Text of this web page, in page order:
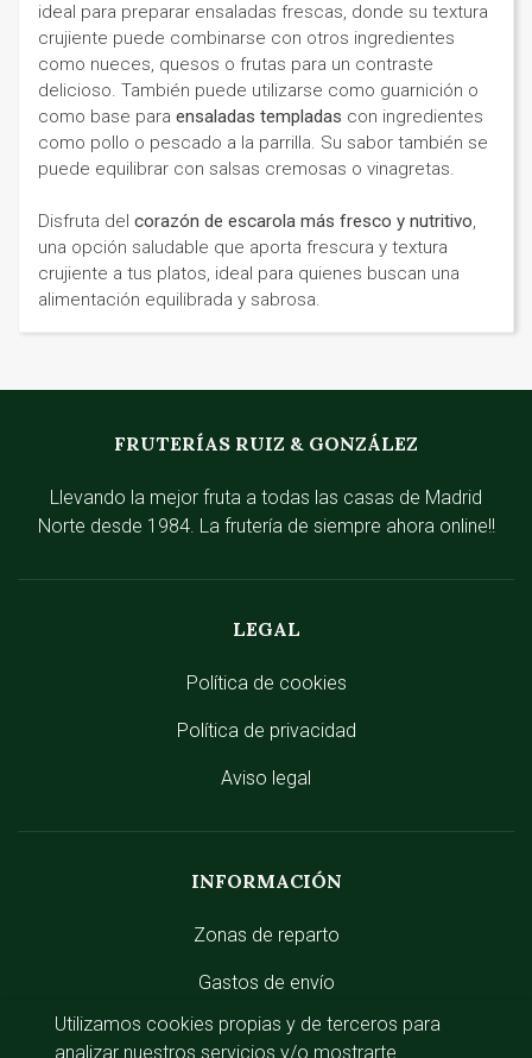
ideal para preparar ensaladas frescas, donde su textura
crujiente puede combinarse con otros ingredientes
como nueces, quesos o frutas para un contraste
delicioso. También puede utilizarse como guarnición o
como base para ensaladas templadas con ingredientes
como pollo o pescado a la parrilla. Su sabor también se
puede equilibrar con salsas cremosas o vinagretas.
Disfruta del corazón de escarola más fresco y nutritivo,
una opción saludable que aporta frescura y textura
crujiente a tus platos, ideal para quienes buscan una
alimentación equilibrada y sabrosa.
Utilizamos cookies propias y de terceros para
analizar nuestros servicios y/o mostrarte
FRUTERÍAS RUIZ & GONZÁLEZ
Llevando la mejor fruta a todas las casas de Madrid
Norte desde 1984. La frutería de siempre ahora online!!
LEGAL
Política de cookies
Política de privacidad
Aviso legal
INFORMACIÓN
Zonas de reparto
Gastos de envío